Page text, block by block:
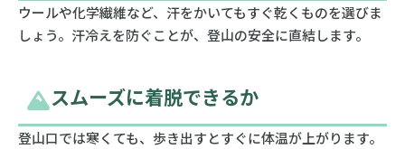
ウールや化学繊維など、汗をかいてもすぐ乾くものを選びま
しょう。汗冷えを防ぐことが、登山の安全に直結します。
スムーズに着脱できるか
登山口では寒くても、歩き出すとすぐに体温が上がります。